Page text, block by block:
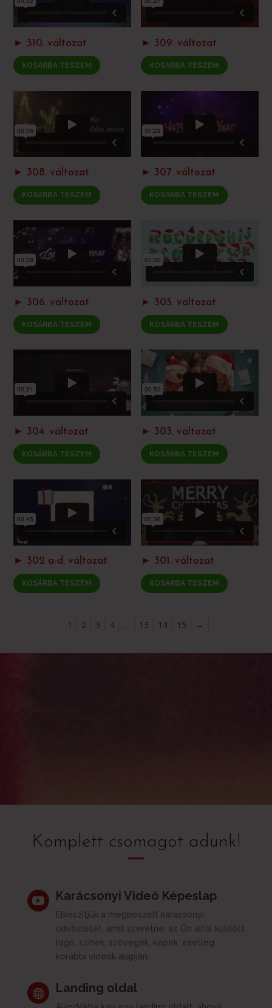
► 310. változat
KOSÁRBA TESZEM
► 309. változat
KOSÁRBA TESZEM
► 308. változat
KOSÁRBA TESZEM
► 307. változat
KOSÁRBA TESZEM
► 306. változat
KOSÁRBA TESZEM
► 305. változat
KOSÁRBA TESZEM
► 304. változat
KOSÁRBA TESZEM
► 303. változat
KOSÁRBA TESZEM
► 302 a-d. változat
KOSÁRBA TESZEM
► 301. változat
KOSÁRBA TESZEM
1 2 3 4 … 13 14 15 →
Komplett csomagot adunk!
 Karácsonyi Videó Képeslap
Elkészítjük a megbeszélt karácsonyi
üdvözletet, amit szeretne, az Ön által küldött
logó, színek, szövegek, képek, esetleg
korábbi videók alapján.
 Landing oldal